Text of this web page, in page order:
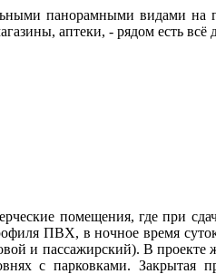
панорамными видами на
аптеки, - рядом есть всё
помещения, где при
ПВХ, в ночное время
и пассажирский). В
с парковками. Закрытая